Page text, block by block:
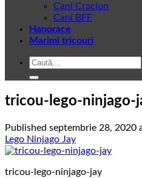
Cani Craciun
Cani BFF
Hanorace
Marimi tricouri
Caută
tricou-lego-ninjago-
Published septembrie 28, 2020
Lego Ninjago Jay
tricou-lego-ninjago-jay